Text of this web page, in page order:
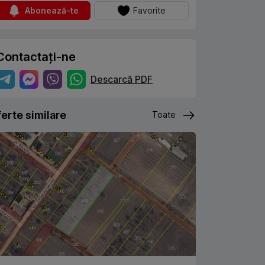
Abonează-te Favorite
ne
Descarcă PDF
similare Toate